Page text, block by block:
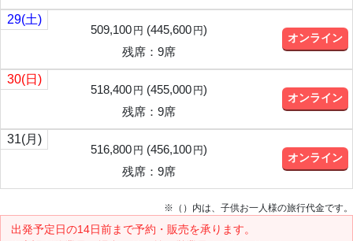
29(土)
509,100 円 (445,600 円)
残席：9席
オンライン
30(日)
518,400 円 (455,000 円)
残席：9席
オンライン
31(月)
516,800 円 (456,100 円)
残席：9席
オンライン
※（）内は、子供お一人様の旅行代金です。
出発予定日の14日前まで予約・販売を承ります。